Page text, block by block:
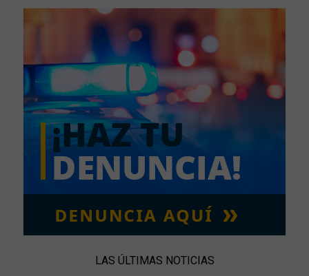
LAS ÚLTIMAS NOTICIAS